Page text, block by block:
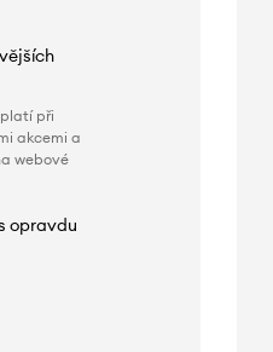
při
akcemi a
webové
opravdu